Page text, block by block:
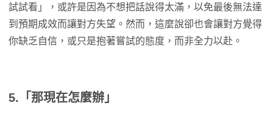
試試看」，或許是因為不想把話說得太滿，以免最後無法達
到預期成效而讓對方失望。然而，這麼說卻也會讓對方覺得
你缺乏自信，或只是抱著嘗試的態度，而非全力以赴。
5.「那現在怎麼辦」